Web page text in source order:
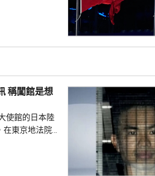
干涉中國內
，不容日方置
中國固有領
使館的日本陸
己正在反省，